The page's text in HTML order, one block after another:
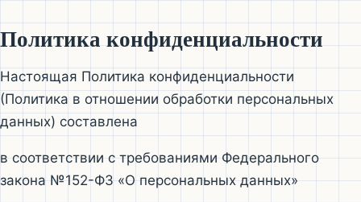
Политика конфиденциальности
Настоящая Политика конфиденциальности
(Политика в отношении обработки персональных
данных) составлена
в соответствии с требованиями Федерального
закона №152-ФЗ «О персональных данных»